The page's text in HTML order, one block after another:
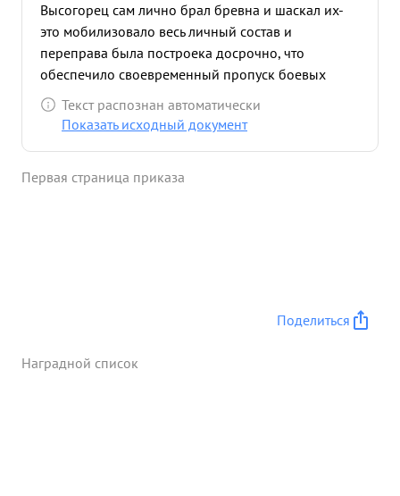
Высогорец сам лично брал бревна и шаскал их-
это мобилизовало весь личный состав и
переправа была построека досрочно, что
обеспечило своевременный пропуск боевых
машин. 13.08.43г сам лично вместе с бойцами
ползая по плоступск под бомбежкой,
г. выполняя задания Коменданта штарма, за
Текст распознан автоматически
Показать исходный документ
Первая страница приказа
Поделиться
Наградной список